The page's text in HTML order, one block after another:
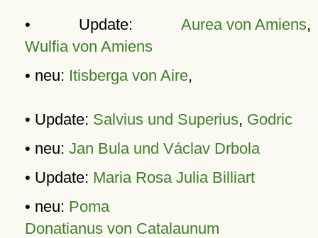
• Update: Aurea von Amiens,
Wulfia von Amiens
• neu: Itisberga von Aire,
• Update: Salvius und Superius, Godric
• neu: Jan Bula und Václav Drbola
• Update: Maria Rosa Julia Billiart
• neu: Poma
Donatianus von Catalaunum